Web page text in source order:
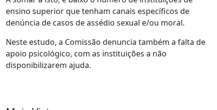
ensino superior que tenham canais específicos de
denúncia de casos de assédio sexual e/ou moral.
Neste estudo, a Comissão denuncia também a falta de
apoio psicológico, com as instituições a não
disponibilizarem ajuda.